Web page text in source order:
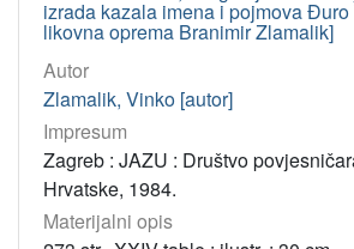
izrada kazala imena i pojmova Đuro
likovna oprema Branimir Zlamalik]
Autor
Zlamalik, Vinko [autor]
Impresum
Zagreb : JAZU : Društvo
Hrvatske, 1984.
Materijalni opis